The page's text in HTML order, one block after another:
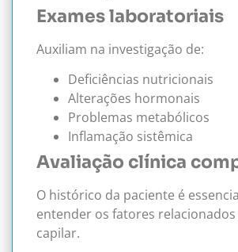
Exames laboratoriais
Auxiliam na investigação de:
Deficiências nutricionais
Alterações hormonais
Problemas metabólicos
Inflamação sistêmica
Avaliação clínica
O histórico da paciente é
entender os fatores relacionados
capilar.